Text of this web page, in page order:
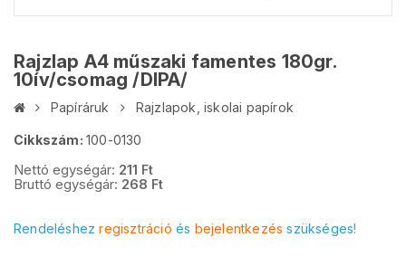
Rajzlap A4 műszaki famentes 180gr.
10ív/csomag /DIPA/
Papíráruk Rajzlapok, iskolai papírok
Cikkszám: 100-0130
Nettó egységár: 211 Ft
Bruttó egységár: 268 Ft
Rendeléshezregisztráció és bejelentkezés szükséges!